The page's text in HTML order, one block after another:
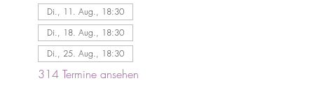
Di., 11. Aug., 18:30
Di., 18. Aug., 18:30
Di., 25. Aug., 18:30
314 Termine ansehen